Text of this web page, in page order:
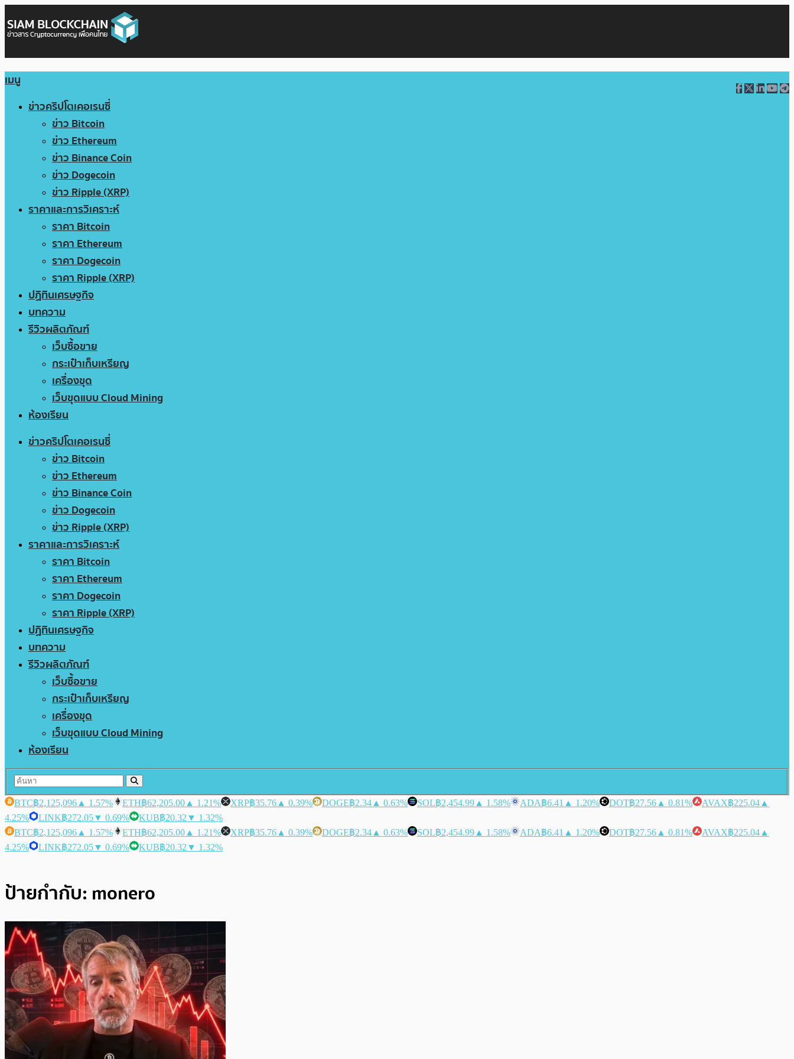
เมนู
ข่าวคริปโตเคอเรนซี่
ข่าว Bitcoin
ข่าว Ethereum
ข่าว Binance Coin
ข่าว Dogecoin
ข่าว Ripple (XRP)
ราคาและการวิเคราะห์
ราคา Bitcoin
ราคา Ethereum
ราคา Dogecoin
ราคา Ripple (XRP)
ปฏิทินเศรษฐกิจ
บทความ
รีวิวผลิตภัณฑ์
เว็บซื้อขาย
กระเป๋าเก็บเหรียญ
เครื่องขุด
เว็บขุดแบบ Cloud Mining
ห้องเรียน
ข่าวคริปโตเคอเรนซี่
ข่าว Bitcoin
ข่าว Ethereum
ข่าว Binance Coin
ข่าว Dogecoin
ข่าว Ripple (XRP)
ราคาและการวิเคราะห์
ราคา Bitcoin
ราคา Ethereum
ราคา Dogecoin
ราคา Ripple (XRP)
ปฏิทินเศรษฐกิจ
บทความ
รีวิวผลิตภัณฑ์
เว็บซื้อขาย
กระเป๋าเก็บเหรียญ
เครื่องขุด
เว็บขุดแบบ Cloud Mining
ห้องเรียน
BTC฿2,125,096 ▲ 1.57% ETH฿62,205.00 ▲ 1.21% XRP฿35.76 ▲ 0.39% DOGE฿2.34 ▲ 0.63% SOL฿2,454.99 ▲ 1.58% ADA฿6.41 ▲ 1.20% DOT฿27.56 ▲ 0.81% AVAX฿225.04 ▲
4.25%
LINK฿272.05▼ 0.69% KUB฿20.32 ▼ 1.32%
BTC฿2,125,096 ▲ 1.57% ETH฿62,205.00 ▲ 1.21% XRP฿35.76 ▲ 0.39% DOGE฿2.34 ▲ 0.63% SOL฿2,454.99 ▲ 1.58% ADA฿6.41 ▲ 1.20% DOT฿27.56 ▲ 0.81% AVAX฿225.04 ▲
4.25%
LINK฿272.05▼ 0.69% KUB฿20.32 ▼ 1.32%
ป้ายกำกับ: monero